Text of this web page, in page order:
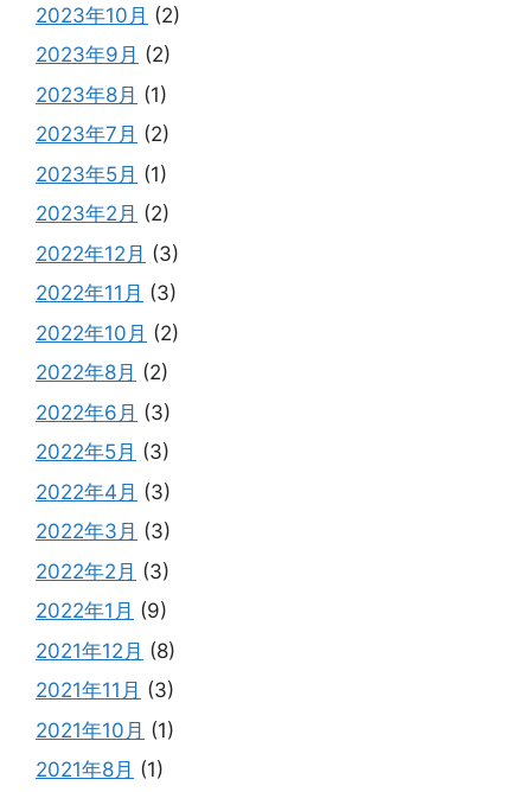
2023年10月 (2)
2023年9月 (2)
2023年8月 (1)
2023年7月 (2)
2023年5月 (1)
2023年2月 (2)
2022年12月 (3)
2022年11月 (3)
2022年10月 (2)
2022年8月 (2)
2022年6月 (3)
2022年5月 (3)
2022年4月 (3)
2022年3月 (3)
2022年2月 (3)
2022年1月 (9)
2021年12月 (8)
2021年11月 (3)
2021年10月 (1)
2021年8月 (1)